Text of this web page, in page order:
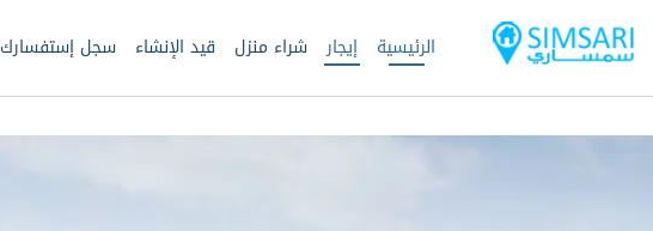
الرئيسية إيجار شراء منزل قيد الإنشاء سجل إستفسارك